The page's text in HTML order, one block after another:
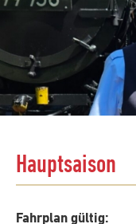
Hauptsaison
Fahrplan gültig: